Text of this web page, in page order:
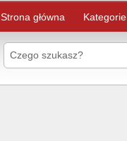
Strona główna Kategorie